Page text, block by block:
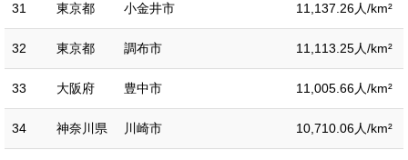
31 東京都 小金井市 11,137.26人/km²
32 東京都 調布市 11,113.25人/km²
33 大阪府 豊中市 11,005.66人/km²
34 神奈川県 川崎市 10,710.06人/km²